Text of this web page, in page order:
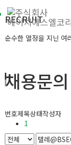
RECRUIT
순수한 열정을 지닌 여
채용문의
번호제목상태작성자
1